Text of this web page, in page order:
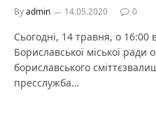
Byadmin 14.05.2020 0
Сьогодні, 14 травня, о 16:00
Бориславської міської
бориславського
пресслужба…